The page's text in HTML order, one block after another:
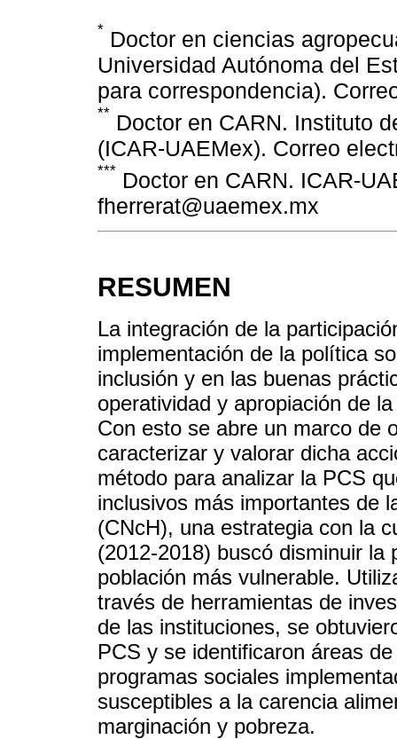
* Doctor en ciencias
Universidad Autónoma del
para correspondencia).
** Doctor en CARN. Instituto
(ICAR-UAEMex). Correo
*** Doctor en CARN. ICAR-
fherrerat@uaemex.mx
RESUMEN
La integración de la
implementación de la política
inclusión y en las buenas
operatividad y apropiación de
Con esto se abre un marco de
caracterizar y valorar dicha
método para analizar la PCS
inclusivos más importantes de
(CNcH), una estrategia con la
(2012-2018) buscó disminuir la
población más vulnerable.
través de herramientas de
de las instituciones, se
PCS y se identificaron áreas
programas sociales
susceptibles a la carencia
marginación y pobreza.